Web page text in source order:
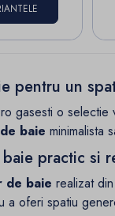
pentru un
gasesti o selectie
baie minimalista
practic si
de baie realizat
a oferi spatiu